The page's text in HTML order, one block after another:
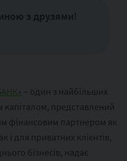
з друзями!
– один з найбільших
капіталом, представлений
фінансовим партнером як
і для приватних клієнтів,
бізнесів, надає